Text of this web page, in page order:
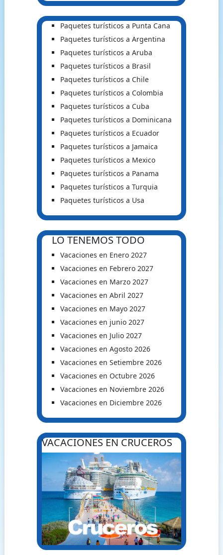
Paquetes turísticos a Punta Cana
Paquetes turísticos a Argentina
Paquetes turísticos a Aruba
Paquetes turísticos a Brasil
Paquetes turísticos a Chile
Paquetes turísticos a Colombia
Paquetes turísticos a Cuba
Paquetes turísticos a Dominicana
Paquetes turísticos a Ecuador
Paquetes turísticos a Jamaica
Paquetes turísticos a Mexico
Paquetes turísticos a Panama
Paquetes turísticos a Turquia
Paquetes turísticos a Usa
LO TENEMOS TODO
Vacaciones en Enero 2027
Vacaciones en Febrero 2027
Vacaciones en Marzo 2027
Vacaciones en Abril 2027
Vacaciones en Mayo 2027
Vacaciones en junio 2027
Vacaciones en Julio 2027
Vacaciones en Agosto 2026
Vacaciones en Setiembre 2026
Vacaciones en Octubre 2026
Vacaciones en Noviembre 2026
Vacaciones en Diciembre 2026
VACACIONES EN CRUCEROS